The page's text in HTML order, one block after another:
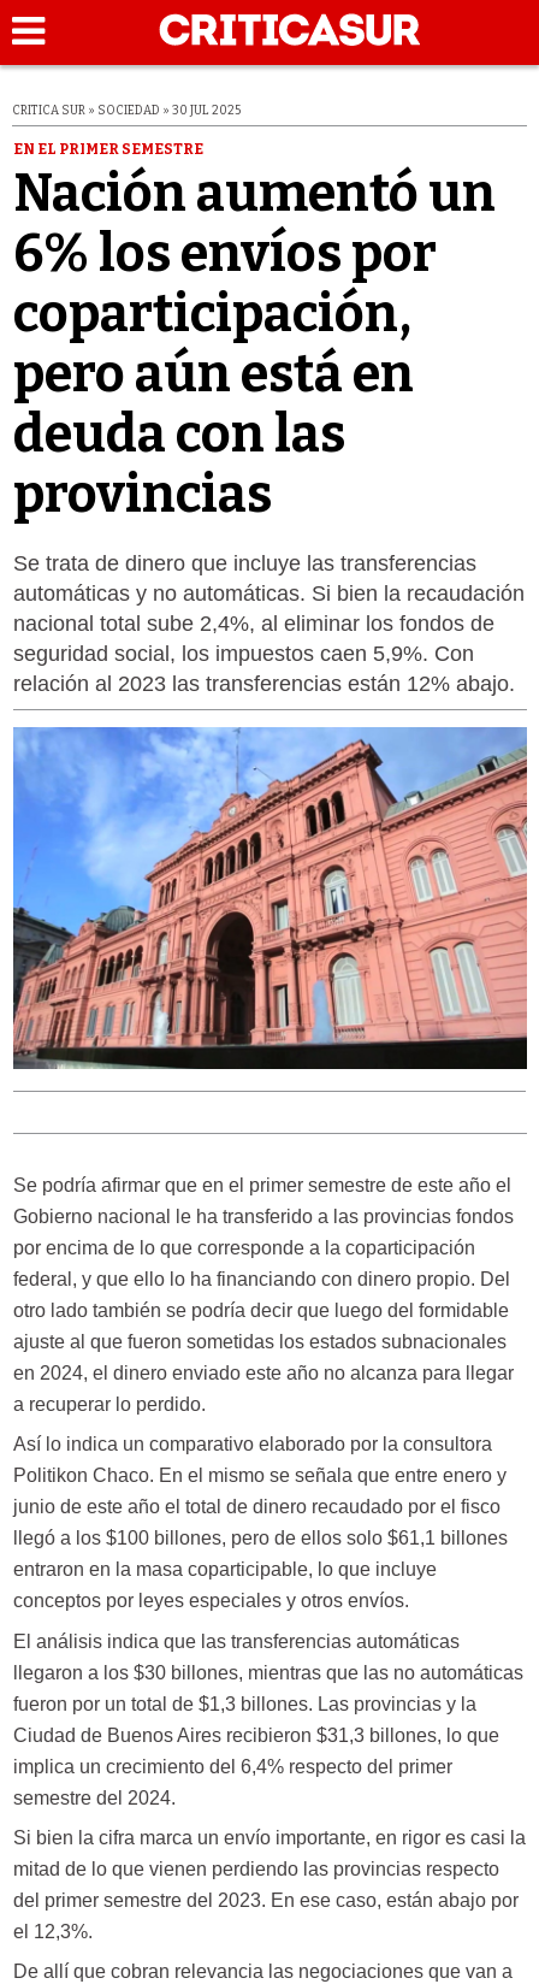
CRITICA SUR » SOCIEDAD » 30 JUL 2025
EN EL PRIMER SEMESTRE
Nación aumentó un
6% los envíos por
coparticipación,
pero aún está en
deuda con las
provincias
Se trata de dinero que incluye las transferencias
automáticas y no automáticas. Si bien la recaudación
nacional total sube 2,4%, al eliminar los fondos de
seguridad social, los impuestos caen 5,9%. Con
relación al 2023 las transferencias están 12% abajo.
Se podría afirmar que en el primer semestre de este año el
Gobierno nacional le ha transferido a las provincias fondos
por encima de lo que corresponde a la coparticipación
federal, y que ello lo ha financiando con dinero propio. Del
otro lado también se podría decir que luego del formidable
ajuste al que fueron sometidas los estados subnacionales
en 2024, el dinero enviado este año no alcanza para llegar
a recuperar lo perdido.
Así lo indica un comparativo elaborado por la consultora
Politikon Chaco. En el mismo se señala que entre enero y
junio de este año el total de dinero recaudado por el fisco
llegó a los $100 billones, pero de ellos solo $61,1 billones
entraron en la masa coparticipable, lo que incluye
conceptos por leyes especiales y otros envíos.
El análisis indica que las transferencias automáticas
llegaron a los $30 billones, mientras que las no automáticas
fueron por un total de $1,3 billones. Las provincias y la
Ciudad de Buenos Aires recibieron $31,3 billones, lo que
implica un crecimiento del 6,4% respecto del primer
semestre del 2024.
Si bien la cifra marca un envío importante, en rigor es casi la
mitad de lo que vienen perdiendo las provincias respecto
del primer semestre del 2023. En ese caso, están abajo por
el 12,3%.
De allí que cobran relevancia las negociaciones que van a